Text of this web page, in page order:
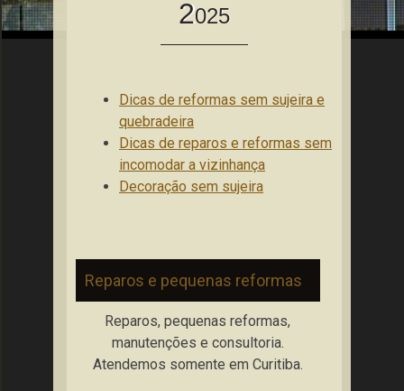
2025
Dicas de reformas sem sujeira e
quebradeira
Dicas de reparos e reformas sem
incomodar a vizinhança
Decoração sem sujeira
Reparos e pequenas reformas
Reparos, pequenas reformas,
manutenções e consultoria.
Atendemos somente em Curitiba.